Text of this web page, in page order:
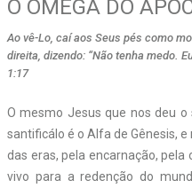
O ÔMEGA DO
Ao vê-Lo, caí aos Seus pés como
direita, dizendo: “Não tenha medo.
1:17
O mesmo Jesus que nos deu
santificálo é o Alfa de Gênesis,
das eras, pela encarnação,
vivo para a redenção do